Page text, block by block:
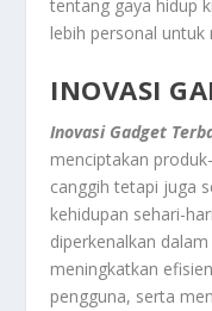
tentang gaya hidup
lebih personal
INOVASI
Inovasi Gadget
menciptakan
canggih tetapi juga
kehidupan sehari-
diperkenalkan
meningkatkan
pengguna, serta